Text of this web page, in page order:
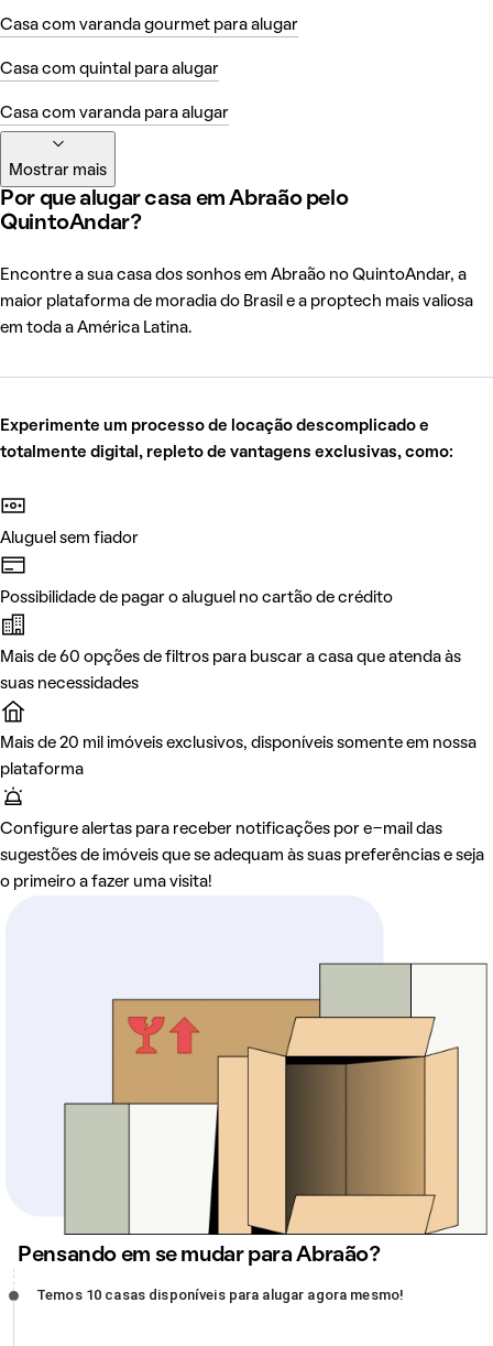
Casa com varanda gourmet para alugar
Casa com quintal para alugar
Casa com varanda para alugar
Mostrar mais
Por que alugar casa em Abraão pelo
QuintoAndar?
Encontre a sua casa dos sonhos em Abraão no QuintoAndar, a
maior plataforma de moradia do Brasil e a proptech mais valiosa
em toda a América Latina.
Experimente um processo de locação descomplicado e
totalmente digital, repleto de vantagens exclusivas, como:
Aluguel sem fiador
Possibilidade de pagar o aluguel no cartão de crédito
Mais de 60 opções de filtros para buscar a casa que atenda às
suas necessidades
Mais de 20 mil imóveis exclusivos, disponíveis somente em nossa
plataforma
Configure alertas para receber notificações por e-mail das
sugestões de imóveis que se adequam às suas preferências e seja
o primeiro a fazer uma visita!
Pensando em se mudar para Abraão?
Temos 10 casas disponíveis para alugar agora mesmo!, incompleto
Temos 10 casas disponíveis para alugar agora mesmo!